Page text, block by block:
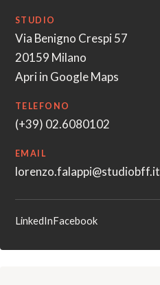
STUDIO
Via Benigno Crespi 57
20159 Milano
Apri in Google Maps
TELEFONO
(+39) 02.6080102
EMAIL
lorenzo.falappi@studiobff.it
LinkedInFacebook